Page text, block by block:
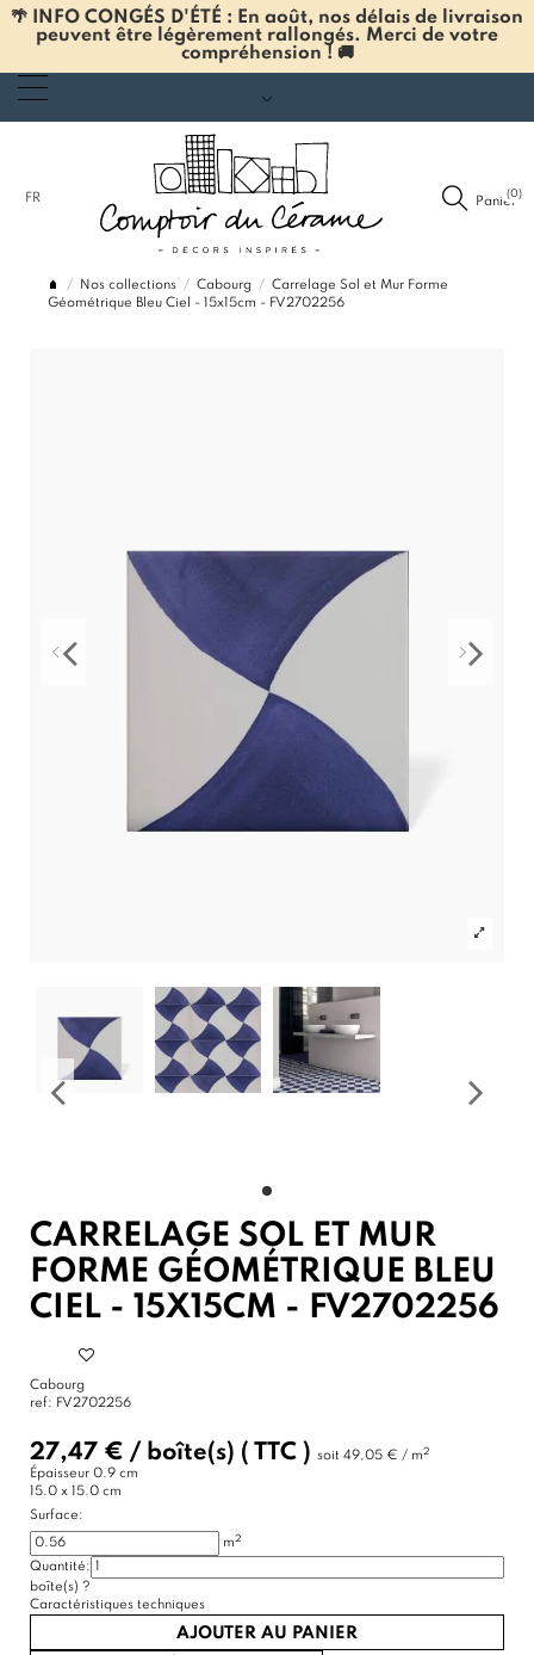
🌴 INFO CONGÉS D'ÉTÉ : En août, nos délais de livraison
peuvent être légèrement rallongés. Merci de votre
compréhension ! 🚚
FR Panier
(0)
Nos collections Cabourg
Carrelage Sol et Mur Forme
Géométrique Bleu Ciel - 15x15cm - FV2702256
CARRELAGE SOL ET MUR
FORME GÉOMÉTRIQUE BLEU
CIEL - 15X15CM - FV2702256
Cabourg
ref: FV2702256
27,47 € / boîte(s) ( TTC ) soit 49,05 € / m2
Épaisseur 0.9 cm
15.0 x 15.0 cm
Surface:
m2
Quantité:
boîte(s) ?
Caractéristiques techniques
AJOUTER AU PANIER